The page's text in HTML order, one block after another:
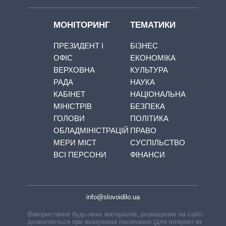
МОНІТОРИНГ
ПРЕЗИДЕНТ І
ОФІС
ВЕРХОВНА
РАДА
КАБІНЕТ
МІНІСТРІВ
ГОЛОВИ
ОБЛАДМІНІСТРАЦІЙ
МЕРИ МІСТ
ВСІ ПЕРСОНИ
ТЕМАТИКИ
БІЗНЕС
ЕКОНОМІКА
КУЛЬТУРА
НАУКА
НАЦІОНАЛЬНА
БЕЗПЕКА
ПОЛІТИКА
ПРАВО
СУСПІЛЬСТВО
ФІНАНСИ
info@slovoidilo.ua
Використання будь-яких матеріалів, розміщених на сайті,
дозволяється при вказуванні посилання (для інтернет-видань